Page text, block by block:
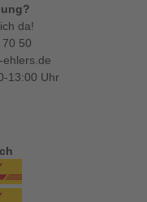
da!
50
13:00 Uhr